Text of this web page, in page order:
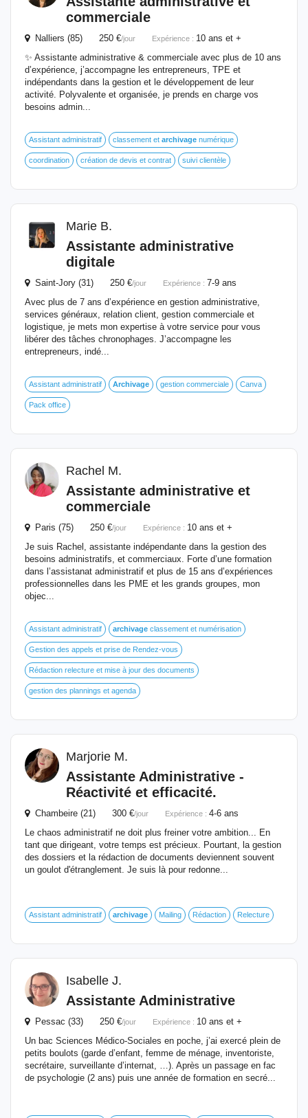
commerciale
Nalliers (85) 250 €/jour Expérience : 10 ans et +
✨ Assistante administrative & commerciale avec plus de 10 ans
d’expérience, j’accompagne les entrepreneurs, TPE et
indépendants dans la gestion et le développement de leur
activité. Polyvalente et organisée, je prends en charge vos
besoins admin...
Assistant administratif classement et archivage numérique
coordination création de devis et contrat suivi clientèle
Marie B.
Assistante administrative
digitale
Saint-Jory (31) 250 €/jour Expérience : 7-9 ans
Avec plus de 7 ans d’expérience en gestion administrative,
services généraux, relation client, gestion commerciale et
logistique, je mets mon expertise à votre service pour vous
libérer des tâches chronophages. J’accompagne les
entrepreneurs, indé...
Assistant administratif Archivage gestion commerciale Canva
Pack office
Rachel M.
Assistante administrative et
commerciale
Paris (75) 250 €/jour Expérience : 10 ans et +
Je suis Rachel, assistante indépendante dans la gestion des
besoins administratifs, et commerciaux. Forte d’une formation
dans l’assistanat administratif et plus de 15 ans d’expériences
professionnelles dans les PME et les grands groupes, mon
objec...
Assistant administratif archivage classement et numérisation
Gestion des appels et prise de Rendez-vous
Rédaction relecture et mise à jour des documents
gestion des plannings et agenda
Marjorie M.
Assistante Administrative -
Réactivité et efficacité.
Chambeire (21) 300 €/jour Expérience : 4-6 ans
Le chaos administratif ne doit plus freiner votre ambition... En
tant que dirigeant, votre temps est précieux. Pourtant, la gestion
des dossiers et la rédaction de documents deviennent souvent
un goulot d'étranglement. Je suis là pour redonne...
Assistant administratif archivage Mailing Rédaction Relecture
Isabelle J.
Assistante Administrative
Pessac (33) 250 €/jour Expérience : 10 ans et +
Un bac Sciences Médico-Sociales en poche, j’ai exercé plein de
petits boulots (garde d’enfant, femme de ménage, inventoriste,
secrétaire, surveillante d’internat, …). Après un passage en fac
de psychologie (2 ans) puis une année de formation en secré...